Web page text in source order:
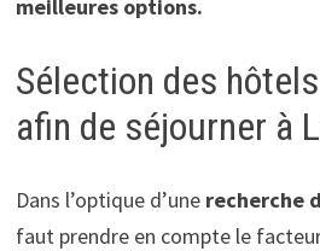
meilleures options.
Sélection des
afin de séjourner à
Dans l’optique d’unerecherche
faut prendre en compte le